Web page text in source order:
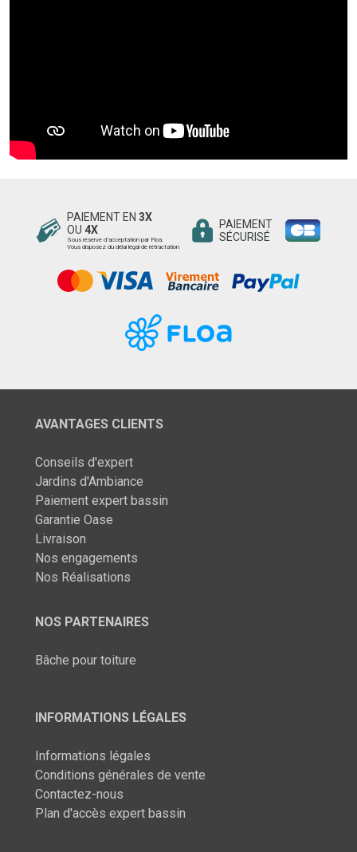
PAIEMENT EN 3X
OU 4X
Sous réserve d’acceptation par Floa.
Vous disposez du délai légal de rétractation
PAIEMENT
SÉCURISÉ
AVANTAGES CLIENTS
Conseils d'expert
Jardins d'Ambiance
Paiement expert bassin
Garantie Oase
Livraison
Nos engagements
Nos Réalisations
NOS PARTENAIRES
Bâche pour toiture
INFORMATIONS LÉGALES
Informations légales
Conditions générales de vente
Contactez-nous
Plan d'accès expert bassin